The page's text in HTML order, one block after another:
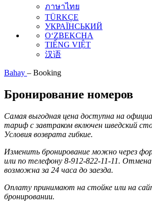
ภาษาไทย
TÜRKÇE
УКРАЇНСЬКИЙ
O‘ZBEKCHA
TIẾNG VIỆT
汉语
Bahay – Booking
Бронирование номеров
Самая выгодная цена доступна на
тариф с завтраком включен шведский
Условия возврата гибкие.
Изменить бронирование можно через
или по телефону 8-912-822-11-11.
возможна за 24 часа до заезда.
Оплату принимают на стойке или на
бронировании.